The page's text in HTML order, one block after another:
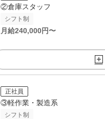
②倉庫スタッフ
シフト制
月給240,000円〜
正社員
③軽作業・製造系
シフト制